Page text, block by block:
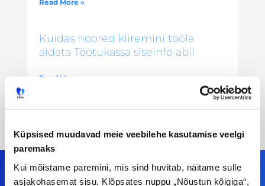
Küpsised muudavad meie veebilehe kasutamise veelgi
paremaks
Kui mõistame paremini, mis sind huvitab, näitame sulle
asjakohasemat sisu. Klõpsates nuppu „Nõustun kõigiga“,
Read More »
Kuidas noored kiiremini tööle
aidata Töötukassa siseinfo abil
Read More »